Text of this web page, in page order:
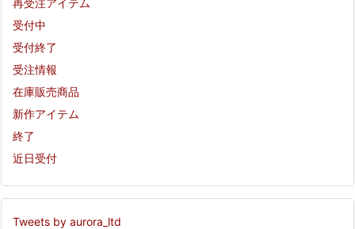
受付中
受付終了
受注情報
在庫販売商品
新作アイテム
終了
近日受付
Tweets by aurora_ltd